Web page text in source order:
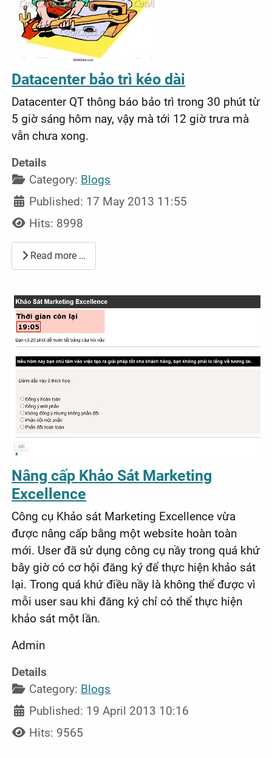
Datacenter bảo trì kéo dài
Datacenter QT thông báo bảo trì trong 30 phút từ
5 giờ sáng hôm nay, vậy mà tới 12 giờ trưa mà
vẫn chưa xong.
Details
Category: Blogs
Published: 17 May 2013 11:55
Hits: 8998
Read more …
Nâng cấp Khảo Sát Marketing
Excellence
Công cụ Khảo sát Marketing Excellence vừa
được nâng cấp bằng một website hoàn toàn
mới. User đã sử dụng công cụ nầy trong quá khứ
bây giờ có cơ hội đăng ký để thực hiện khảo sát
lại. Trong quá khứ điều nầy là không thể được vì
mỗi user sau khi đăng ký chỉ có thể thực hiện
khảo sát một lần.
Admin
Details
Category: Blogs
Published: 19 April 2013 10:16
Hits: 9565